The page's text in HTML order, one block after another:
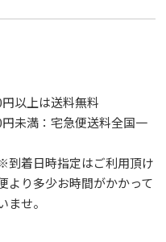
以上は送料無料
未満：宅急便送料全国一
到着日時指定はご利用頂け
より多少お時間がかかって
せ。